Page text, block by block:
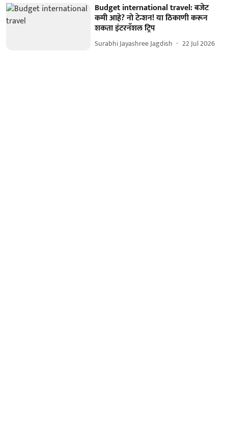
Budget international travel: बजेट
कमी आहे? नो टेन्शन! या ठिकाणी करून
शकता इंटरनॅशल ट्रिप
Surabhi Jayashree Jagdish 22 Jul 2026